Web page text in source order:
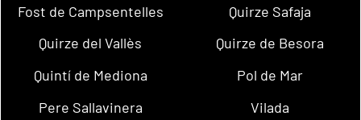
Fost de Campsentelles
Quirze Safaja
Quirze del Vallès
Quirze de Besora
Quintí de Mediona
Pol de Mar
Pere Sallavinera
Vilada